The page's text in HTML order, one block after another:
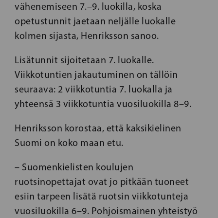
vähenemiseen 7.–9. luokilla, koska
opetustunnit jaetaan neljälle luokalle
kolmen sijasta, Henriksson sanoo.
Lisätunnit sijoitetaan 7. luokalle.
Viikkotuntien jakautuminen on tällöin
seuraava: 2 viikkotuntia 7. luokalla ja
yhteensä 3 viikkotuntia vuosiluokilla 8–9.
Henriksson korostaa, että kaksikielinen
Suomi on koko maan etu.
– Suomenkielisten koulujen
ruotsinopettajat ovat jo pitkään tuoneet
esiin tarpeen lisätä ruotsin viikkotunteja
vuosiluokilla 6–9. Pohjoismainen yhteistyö